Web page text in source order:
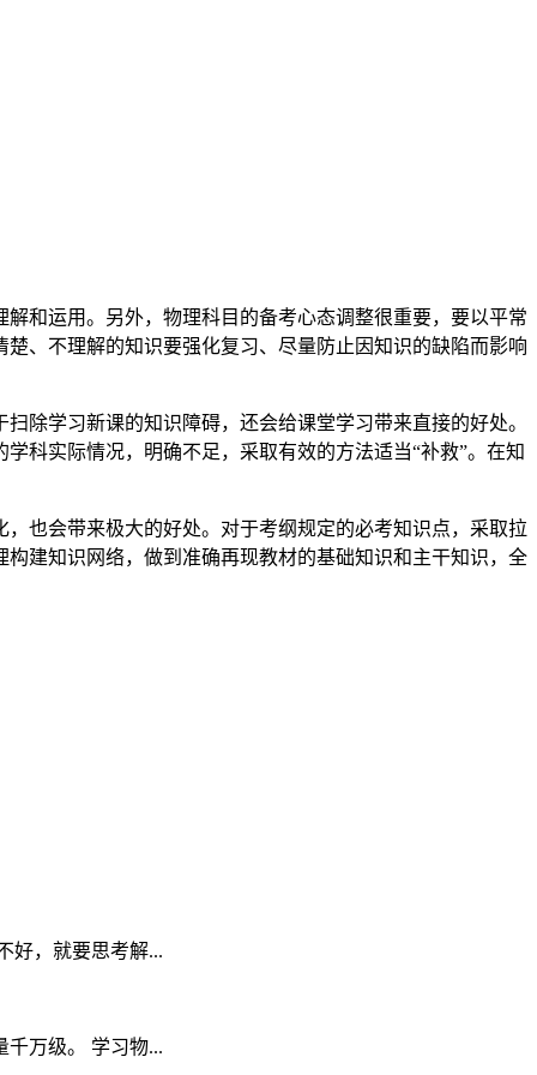
和运用。另外，物理科目的备考心态调整很重要，要以平常
、不理解的知识要强化复习、尽量防止因知识的缺陷而影响
除学习新课的知识障碍，还会给课堂学习带来直接的好处。
科实际情况，明确不足，采取有效的方法适当“补救”。在知
也会带来极大的好处。对于考纲规定的必考知识点，采取拉
建知识网络，做到准确再现教材的基础知识和主干知识，全
好，就要思考解...
万级。 学习物...